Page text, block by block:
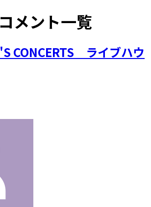
メント一覧
CONCERTS ライブハウ